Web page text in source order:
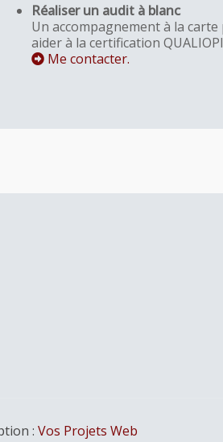
Réaliser un audit à blanc
Un accompagnement à la
aider à la certification
Me contacter.
: Vos Projets Web